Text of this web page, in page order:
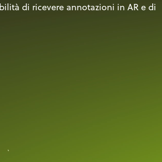
di ricevere annotazioni in AR e di